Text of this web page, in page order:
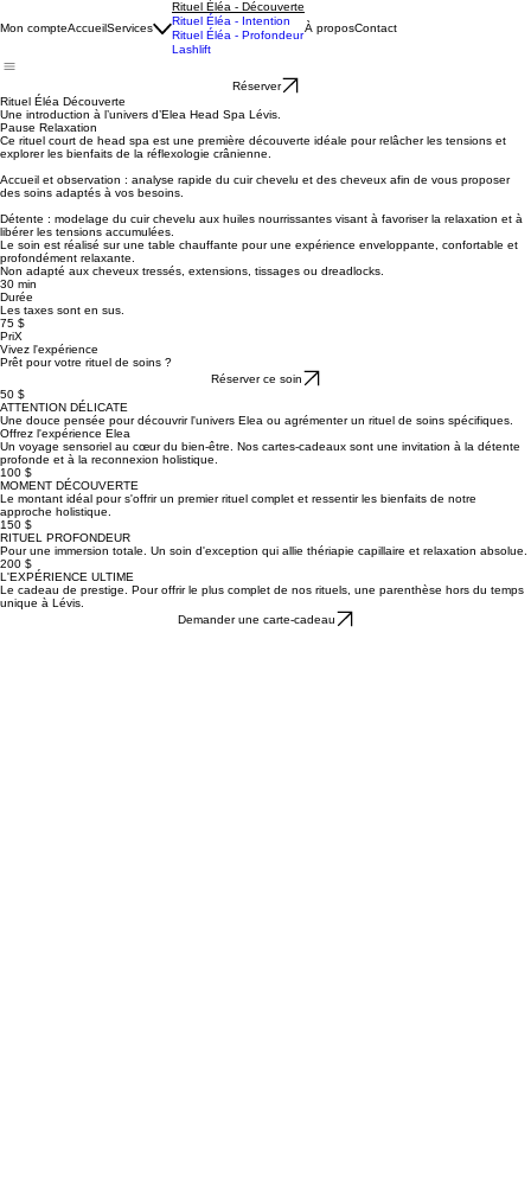
Mon compteAccueilServices
Rituel Éléa - Découverte
Rituel Éléa - Intention
Rituel Éléa - Profondeur
Lashlift
À proposContact
Réserver
Rituel Éléa Découverte
Une introduction à l’univers d’Elea Head Spa Lévis.
Pause Relaxation
Ce rituel court de head spa est une première découverte idéale pour relâcher les tensions et
explorer les bienfaits de la réflexologie crânienne.
Accueil et observation : analyse rapide du cuir chevelu et des cheveux afin de vous proposer
des soins adaptés à vos besoins.
Détente : modelage du cuir chevelu aux huiles nourrissantes visant à favoriser la relaxation et à
libérer les tensions accumulées.
Le soin est réalisé sur une table chauffante pour une expérience enveloppante, confortable et
profondément relaxante.
Non adapté aux cheveux tressés, extensions, tissages ou dreadlocks.
30 min
Durée
Les taxes sont en sus.
75 $
PriX
Vivez l'expérience
Prêt pour votre rituel de soins ?
Réserver ce soin
50 $
ATTENTION DÉLICATE
Une douce pensée pour découvrir l'univers Elea ou agrémenter un rituel de soins spécifiques.
Offrez l'expérience Elea
Un voyage sensoriel au cœur du bien-être. Nos cartes-cadeaux sont une invitation à la détente
profonde et à la reconnexion holistique.
100 $
MOMENT DÉCOUVERTE
Le montant idéal pour s'offrir un premier rituel complet et ressentir les bienfaits de notre
approche holistique.
150 $
RITUEL PROFONDEUR
Pour une immersion totale. Un soin d'exception qui allie thériapie capillaire et relaxation absolue.
200 $
L'EXPÉRIENCE ULTIME
Le cadeau de prestige. Pour offrir le plus complet de nos rituels, une parenthèse hors du temps
unique à Lévis.
Demander une carte-cadeau